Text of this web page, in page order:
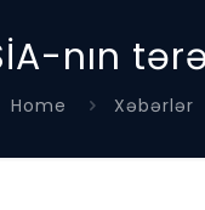
nın
Home Xəbərlər